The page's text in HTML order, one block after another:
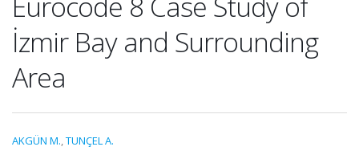
İzmir Bay and Surrounding
Area
AKGÜN M.,TUNÇEL A.